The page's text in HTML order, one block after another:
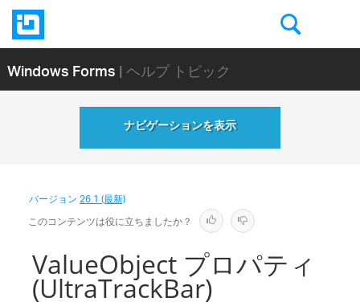
Windows Forms| ヘルプ トピック
ナビゲーションを表示
バージョン26.1 (最新)
このコンテンツは役に立ちましたか？
ValueObject プロパティ
(UltraTrackBar)